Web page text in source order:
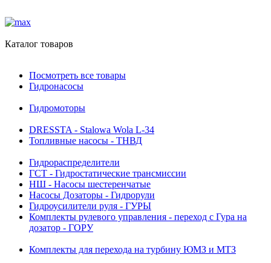
Каталог товаров
Посмотреть все товары
Гидронасосы
Гидромоторы
DRESSTA - Stalowa Wola L-34
Топливные насосы - ТНВД
Гидрораспределители
ГСТ - Гидростатические трансмиссии
НШ - Насосы шестеренчатые
Насосы Дозаторы - Гидрорули
Гидроусилители руля - ГУРЫ
Комплекты рулевого управления - переход с Гура на
дозатор - ГОРУ
Комплекты для перехода на турбину ЮМЗ и МТЗ